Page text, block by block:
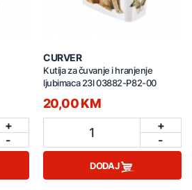
+
-
CURVER
Kutija za čuvanje i hranjenje
ljubimaca 23l 03882-P82-00
20,00 KM
1
+
-
DODAJ